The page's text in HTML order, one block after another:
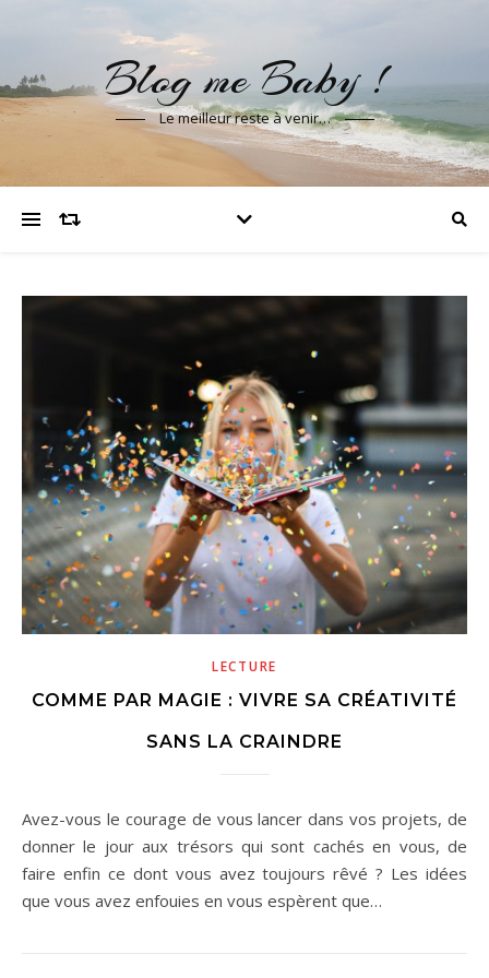
Blog me Baby !
Le meilleur reste à venir…
LECTURE
COMME PAR MAGIE : VIVRE SA CRÉATIVITÉ
SANS LA CRAINDRE
Avez-vous le courage de vous lancer dans vos projets, de
donner le jour aux trésors qui sont cachés en vous, de
faire enfin ce dont vous avez toujours rêvé ? Les idées
que vous avez enfouies en vous espèrent que…